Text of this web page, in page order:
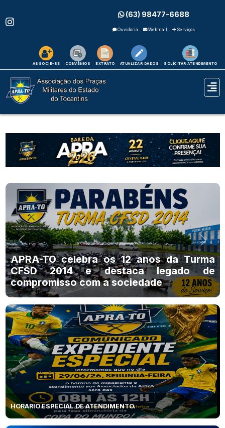
(63) 98477-6688
Ouvidoria Webmail Serviços
ASSOCIE-SE CONVÊNIOS EXTRATO ATUALIZAR DADOS SOLICITAR ATENDIMENTO
APRA-TO celebra os 12 anos da Turma
CFSD 2014 e destaca legado de
compromisso com a sociedade
Anterior
HORARIO ESPECIAL DE ATENDIMENTO.
Anterior